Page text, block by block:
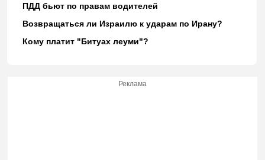
ПДД бьют по правам водителей
Возвращаться ли Израилю к ударам по Ирану?
Кому платит "Битуах леуми"?
Реклама